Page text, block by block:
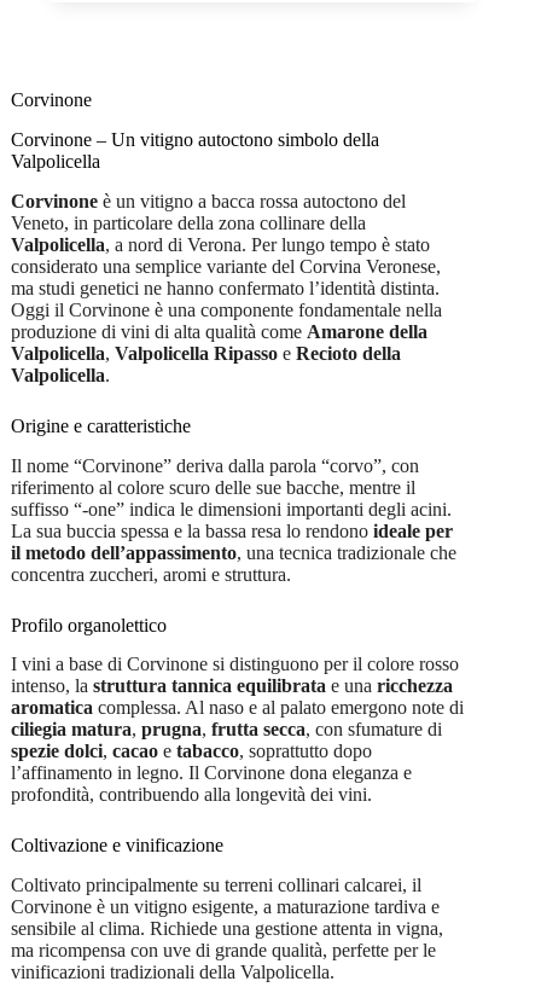
Corvinone
Corvinone – Un vitigno autoctono simbolo della
Valpolicella
Corvinoneè un vitigno a bacca rossa autoctono del
Veneto, in particolare della zona collinare della
Valpolicella, a nord di Verona. Per lungo tempo è stato
considerato una semplice variante del Corvina Veronese,
ma studi genetici ne hanno confermato l’identità distinta.
Oggi il Corvinone è una componente fondamentale nella
produzione di vini di alta qualità come Amarone della
Valpolicella, Valpolicella Ripassoe Recioto della
Valpolicella.
Origine e caratteristiche
Il nome “Corvinone” deriva dalla parola “corvo”, con
riferimento al colore scuro delle sue bacche, mentre il
suffisso “-one” indica le dimensioni importanti degli acini.
La sua buccia spessa e la bassa resa lo rendono ideale per
il metodo dell’appassimento, una tecnica tradizionale che
concentra zuccheri, aromi e struttura.
Profilo organolettico
I vini a base di Corvinone si distinguono per il colore rosso
intenso, la struttura tannica equilibrata e una ricchezza
aromatica complessa. Al naso e al palato emergono note di
ciliegia matura, prugna, frutta secca, con sfumature di
spezie dolci, cacaoe tabacco, soprattutto dopo
l’affinamento in legno. Il Corvinone dona eleganza e
profondità, contribuendo alla longevità dei vini.
Coltivazione e vinificazione
Coltivato principalmente su terreni collinari calcarei, il
Corvinone è un vitigno esigente, a maturazione tardiva e
sensibile al clima. Richiede una gestione attenta in vigna,
ma ricompensa con uve di grande qualità, perfette per le
vinificazioni tradizionali della Valpolicella.